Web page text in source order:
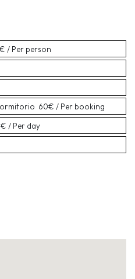
/ Per person
60€ / Per booking
/ Per day